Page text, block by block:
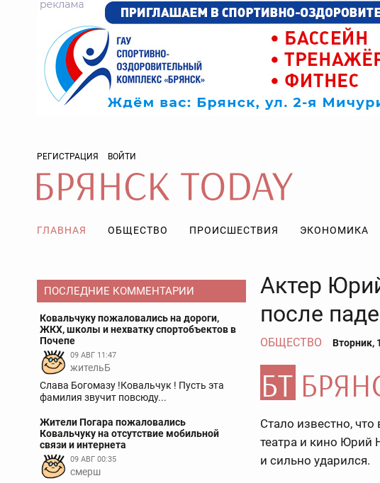
РЕГИСТРАЦИЯ ВОЙТИ
ГЛАВНАЯ ОБЩЕСТВО ПРОИСШЕСТВИЯ ЭКОНОМИКА
ПОСЛЕДНИЕ КОММЕНТАРИИ
Ковальчуку пожаловались на дороги,
ЖКХ, школы и нехватку спортобъектов в
Почепе
09 АВГ 11:47
жительБ
Слава Богомазу !Ковальчук ! Пусть эта
фамилия звучит повсюду...
Жители Погара пожаловались
Ковальчуку на отсутствие мобильной
связи и интернета
09 АВГ 00:35
смерш
Актер
после
ОБЩЕСТВО Вторник,
Стало известно,
театра и кино
и сильно ударился.